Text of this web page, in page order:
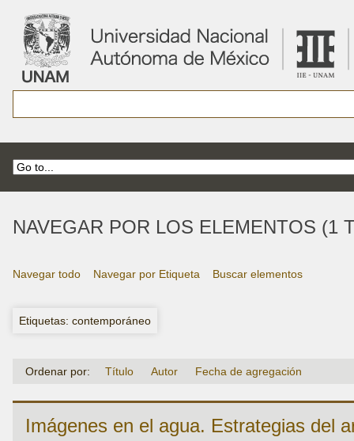
NAVEGAR POR LOS ELEMENTOS (1
Navegar todo Navegar por Etiqueta Buscar elementos
Etiquetas: contemporáneo
Ordenar por: Título Autor Fecha de agregación
Imágenes en el agua. Estrategias del